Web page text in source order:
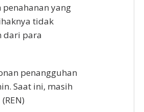
yang
tidak
dari para
penangguhan
Saat ini, masih